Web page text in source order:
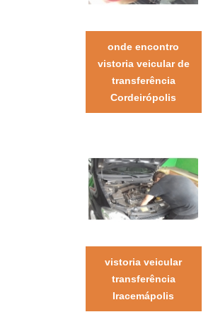
onde encontro
vistoria veicular de
transferência
Cordeirópolis
vistoria veicular
transferência
Iracemápolis